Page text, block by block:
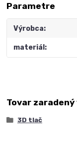
Parametre
Výrobca
materiál
Tovar
3D tlač